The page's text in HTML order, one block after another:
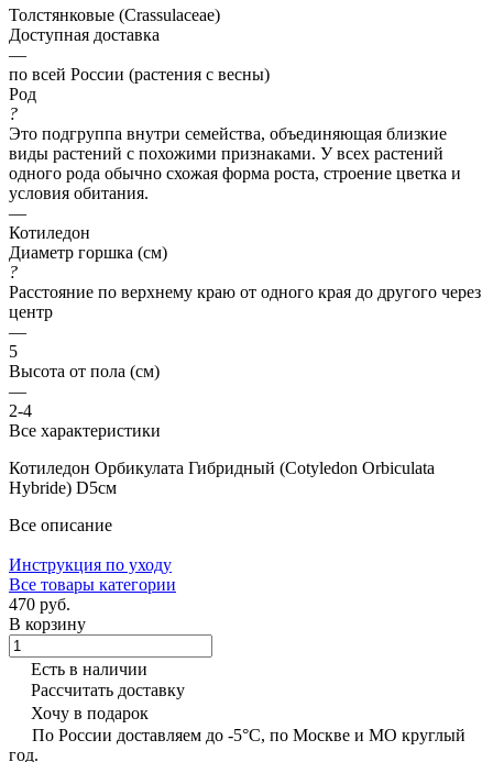
Толстянковые (Crassulaceae)
Доступная доставка
—
по всей России (растения с весны)
Род
?
Это подгруппа внутри семейства, объединяющая близкие
виды растений с похожими признаками. У всех растений
одного рода обычно схожая форма роста, строение цветка и
условия обитания.
—
Котиледон
Диаметр горшка (см)
?
Расстояние по верхнему краю от одного края до другого через
центр
—
5
Высота от пола (см)
—
2-4
Все характеристики
Котиледон Орбикулата Гибридный (Cotyledon Orbiculata
Hybride) D5см
Все описание
Инструкция по уходу
Все товары категории
470 руб.
В корзину
Есть в наличии
Рассчитать доставку
Хочу в подарок
По России доставляем до -5°C, по Москве и МО круглый
год.